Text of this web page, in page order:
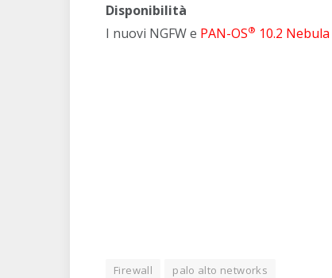
Disponibilità
I nuovi NGFW e PAN-OS® 10.2 Nebula
Firewall palo alto networks